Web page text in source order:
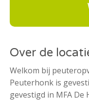
Over de
Welkom bij
Peuterhonk is
gevestigd in MFA De